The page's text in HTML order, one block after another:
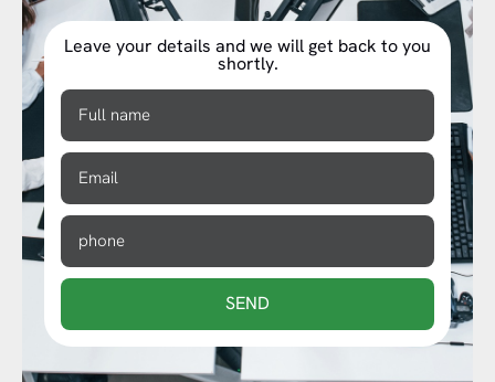
Leave your details and we will get back to you
shortly.
SEND